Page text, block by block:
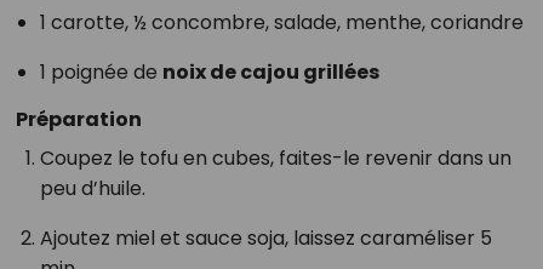
1 carotte, ½ concombre, salade, menthe, coriandre
1 poignée de noix de cajou grillées
Préparation
Coupez le tofu en cubes, faites-le revenir dans un
peu d’huile.
Ajoutez miel et sauce soja, laissez caraméliser 5